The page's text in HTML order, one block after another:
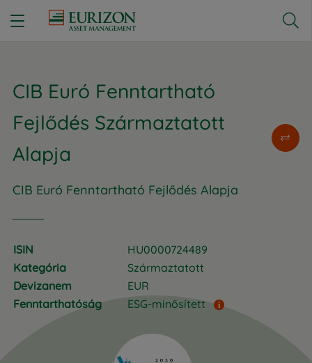

CIB Euró Fenntartható
Fejlődés Származtatott
Alapja
CIB Euró Fenntartható Fejlődés Alapja
ISIN
HU0000724489
Kategória
Származtatott
Devizanem
EUR
Fenntarthatóság
ESG-minősített i